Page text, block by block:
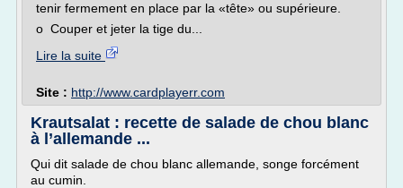
tenir fermement en place par la «tête» ou supérieure.
o Couper et jeter la tige du...
Lire la suite
Site : http://www.cardplayerr.com
Krautsalat : recette de salade de chou blanc
à l’allemande ...
Qui dit salade de chou blanc allemande, songe forcément
au cumin.